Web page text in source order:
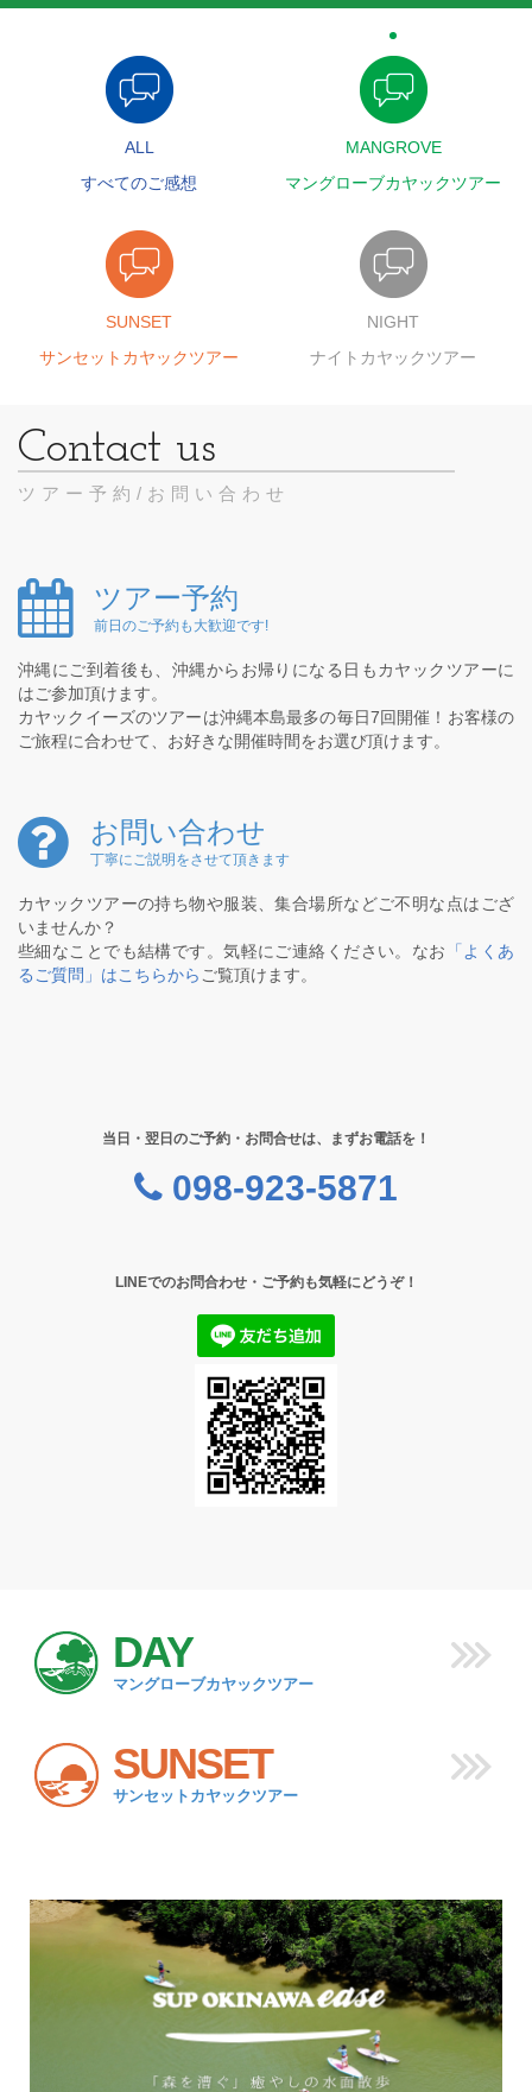
ALL
すべてのご感想
MANGROVE
マングローブカヤックツアー
SUNSET
サンセットカヤックツアー
NIGHT
ナイトカヤックツアー
ツアー予約/お問い合わせ
ツアー予約
前日のご予約も大歓迎です!
沖縄にご到着後も、沖縄からお帰りになる日もカヤックツアーに
はご参加頂けます。
カヤックイーズのツアーは沖縄本島最多の毎日7回開催！お客様の
ご旅程に合わせて、お好きな開催時間をお選び頂けます。
お問い合わせ
丁寧にご説明をさせて頂きます
カヤックツアーの持ち物や服装、集合場所などご不明な点はござ
いませんか？
些細なことでも結構です。気軽にご連絡ください。なお
「よくあ
るご質問」はこちらから ご覧頂けます。
当日・翌日のご予約・お問合せは、まずお電話を！
098-923-5871
LINEでのお問合わせ・ご予約も気軽にどうぞ！
DAY
マングローブカヤックツアー
SUNSET
サンセットカヤックツアー